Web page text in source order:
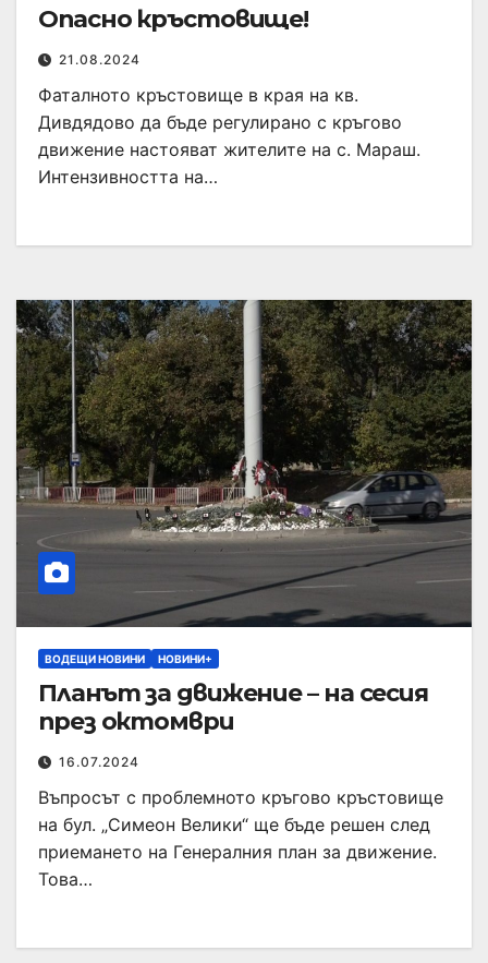
Опасно кръстовище!
21.08.2024
Фаталното кръстовище в края на кв.
Дивдядово да бъде регулирано с кръгово
движение настояват жителите на с. Мараш.
Интензивността на…
ВОДЕЩИ НОВИНИ НОВИНИ+
Планът за движение – на сесия
през октомври
16.07.2024
Въпросът с проблемното кръгово кръстовище
на бул. „Симеон Велики“ ще бъде решен след
приемането на Генералния план за движение.
Това…